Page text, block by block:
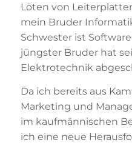
Löten von
mein Bruder
Schwester ist
jüngster Bruder hat
Elektrotechnik
Da ich bereits aus
Marketing und
im kaufmännischen
ich eine neue